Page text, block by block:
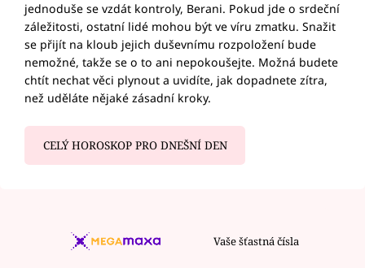
jednoduše se vzdát kontroly, Berani. Pokud jde o srdeční
záležitosti, ostatní lidé mohou být ve víru zmatku. Snažit
se přijít na kloub jejich duševnímu rozpoložení bude
nemožné, takže se o to ani nepokoušejte. Možná budete
chtít nechat věci plynout a uvidíte, jak dopadnete zítra,
než uděláte nějaké zásadní kroky.
CELÝ HOROSKOP PRO DNEŠNÍ DEN
Vaše šťastná čísla